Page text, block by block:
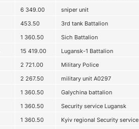
6 349.00
sniper unit
453.50
3rd tank Battalion
1 360.50
Sich Battalion
15 419.00
Lugansk-1 Battalion
2 721.00
Military Police
2 267.50
military unit А0297
1 360.50
Galychina battalion
1 360.50
Security service Lugansk
1 360.50
Kyiv regional Security service